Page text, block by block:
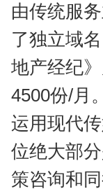
由传统服
了独立域
地产经纪
4500份/月
运用现代
位绝大部
策咨询和